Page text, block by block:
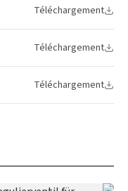
Téléchargement
Téléchargement
Téléchargement